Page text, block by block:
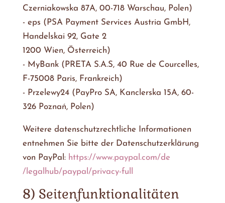
Czerniakowska 87A, 00-718 Warschau, Polen)
- eps (PSA Payment Services Austria GmbH,
Handelskai 92, Gate 2
1200 Wien, Österreich)
- MyBank (PRETA S.A.S, 40 Rue de Courcelles,
F-75008 Paris, Frankreich)
- Przelewy24 (PayPro SA, Kanclerska 15A, 60-
326 Poznań, Polen)
Weitere datenschutzrechtliche Informationen
entnehmen Sie bitte der Datenschutzerklärung
von PayPal: https://www.paypal.com/de
/legalhub/paypal /privacy-full
8) Seitenfunktionalitäten